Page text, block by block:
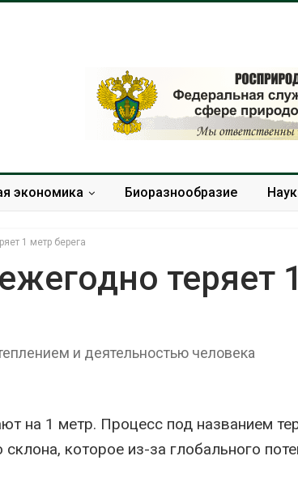
экономика Биоразнообразие
1 метр берега
теряет
и деятельностью человека
на 1 метр. Процесс под названием
которое из-за глобального
вторсырья
получать питьевую воду
ветра